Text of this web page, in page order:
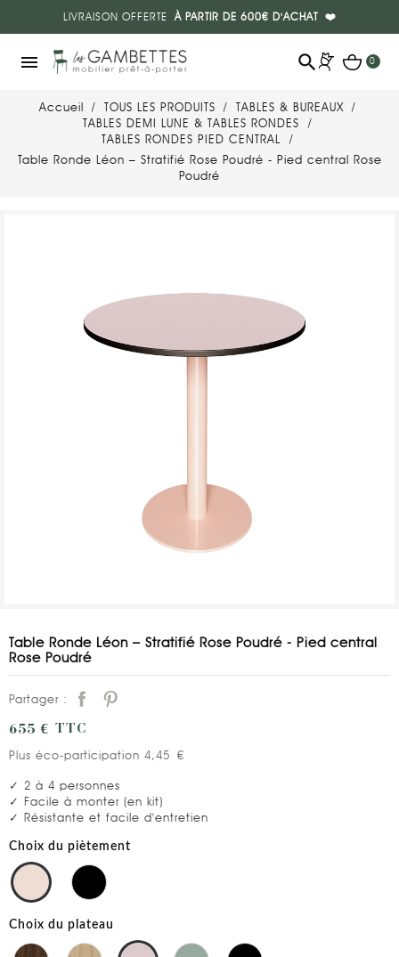
LIVRAISON OFFERTEÀ PARTIR DE 600€ D'ACHAT ❤️
menu search 0
Accueil TOUS LES PRODUITS
TABLES & BUREAUX
TABLES DEMI LUNE & TABLES RONDES
TABLES RONDES PIED CENTRAL
Table Ronde Léon – Stratifié Rose Poudré - Pied central Rose
Poudré
Table Ronde Léon – Stratifié Rose Poudré - Pied central
Rose Poudré
Partager :
655 € TTC
Plus éco-participation 4,45 €
✓ 2 à 4 personnes
✓ Facile à monter (en kit)
✓ Résistante et facile d'entretien
Choix du piètement
Choix du plateau